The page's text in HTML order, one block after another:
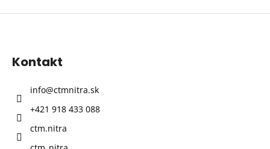
Kontakt
info@ctmnitra.sk
+421 918 433 088
ctm.nitra